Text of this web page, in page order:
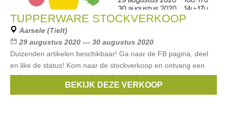
TUPPERWARE STOCKVERKOOP
Aarsele (Tielt)
29 augustus 2020 --- 30 augustus 2020
Duizenden artikelen beschikbaar! Ga naar de FB pagina, deel
en like de status! Kom naar de stockverkoop en ontvang een
cadeautje wanneer je je deelactie toont!
Tupperware
BEKIJK DEZE VERKOOP